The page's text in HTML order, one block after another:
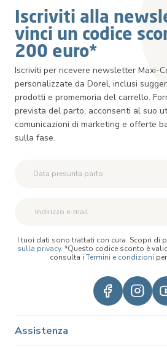
Iscriviti alla
vinci un codice
200 euro*
Iscriviti per ricevere newsletter Maxi-
personalizzate da Dorel, inclusi
prodotti e promemoria del carrello.
prevista del parto, acconsenti al suo
comunicazioni di marketing e offerte
sulla fase.
I tuoi dati sono trattati con cura. Scopri di
sulla privacy. *Questo codice sconto è
consulta i Termini e condizioni
Assistenza